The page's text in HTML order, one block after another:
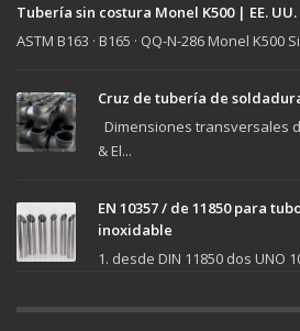
Tubería sin costura Monel K500 | EE. UU.
ASTM B163 · B165 · QQ-N-286 Monel K500
Cruz de tubería de
Dimensiones transversales
& El...
EN 10357 / de 11850 para
inoxidable
1. desde DIN 11850 dos UNO